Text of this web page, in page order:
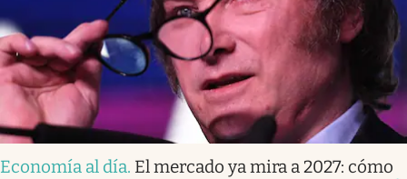
Economía al día. El mercado ya mira a 2027: cómo